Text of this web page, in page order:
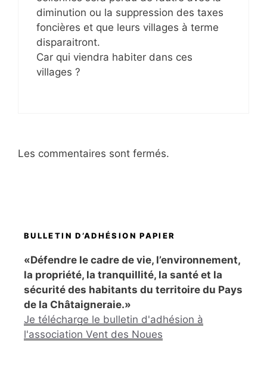
diminution ou la suppression des taxes
foncières et que leurs villages à terme
disparaitront.
Car qui viendra habiter dans ces
villages ?
Les commentaires sont fermés.
BULLETIN D’ADHÉSION PAPIER
«Défendre le cadre de vie, l’environnement,
la propriété, la tranquillité, la santé et la
sécurité des habitants du territoire du Pays
de la Châtaigneraie.»
Je télécharge le bulletin d'adhésion à
l'association Vent des Noues